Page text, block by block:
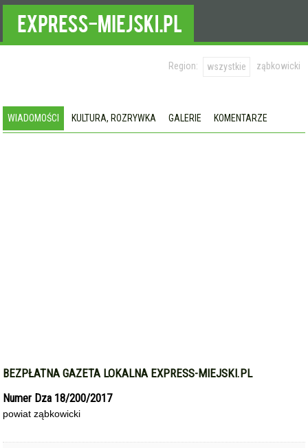
Region: wszystkie ząbkowicki
WIADOMOŚCI KULTURA, ROZRYWKA GALERIE KOMENTARZE
BEZPŁATNA GAZETA LOKALNA EXPRESS-MIEJSKI.PL
Numer Dza 18/200/2017
powiat ząbkowicki